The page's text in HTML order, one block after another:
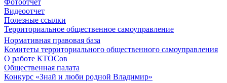
Фотоотчет
Видеоотчет
Полезные ссылки
Территориальное общественное самоуправление
Нормативная правовая база
Комитеты территориального общественного самоуправления
О работе КТОСов
Общественная палата
Конкурс «Знай и люби родной Владимир»